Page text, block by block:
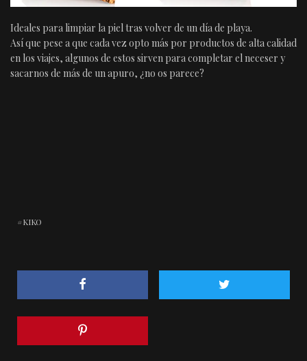
Ideales para limpiar la piel tras volver de un día de playa.
Así que pese a que cada vez opto más por productos de alta calidad
en los viajes, algunos de estos sirven para completar el neceser y
sacarnos de más de un apuro, ¿no os parece?
KIKO